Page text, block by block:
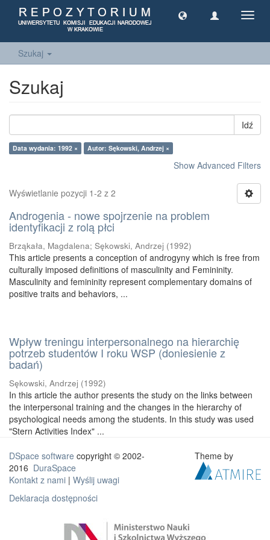
Szukaj
Szukaj
Idź
Data wydania: 1992 × Autor: Sękowski, Andrzej ×
Show Advanced Filters
Wyświetlanie pozycji 1-2 z 2
Androgenia - nowe spojrzenie na problem
identyfikacji z rolą płci
Brząkała, Magdalena; Sękowski, Andrzej (1992)
This article presents a conception of androgyny which is free from
culturally imposed definitions of masculinity and Femininity.
Masculinity and femininity represent complementary domains of
positive traits and behaviors, ...
Wpływ treningu interpersonalnego na hierarchię
potrzeb studentów I roku WSP (doniesienie z
badań)
Sękowski, Andrzej (1992)
In this article the author presents the study on the links between
the interpersonal training and the changes in the hierarchy of
psychological needs among the students. In this study was used
"Stern Activities Index" ...
DSpace software copyright © 2002-
2016 DuraSpace
Kontakt z nami | Wyślij uwagi
Deklaracja dostępności
Theme by